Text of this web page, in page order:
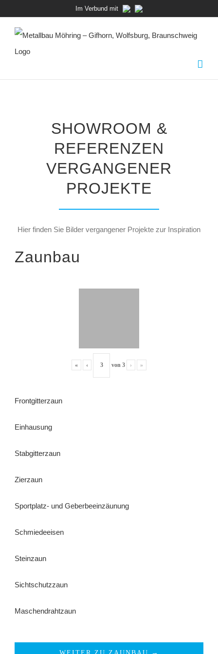
springen
Im Verbund mit
SHOWROOM &
REFERENZEN
VERGANGENER
PROJEKTE
Hier finden Sie Bilder vergangener Projekte zur Inspiration
Zaunbau
« ‹ von 3 › »
Frontgitterzaun
Einhausung
Stabgitterzaun
Zierzaun
Sportplatz- und Geberbeeinzäunung
Schmiedeeisen
Steinzaun
Sichtschutzzaun
Maschendrahtzaun